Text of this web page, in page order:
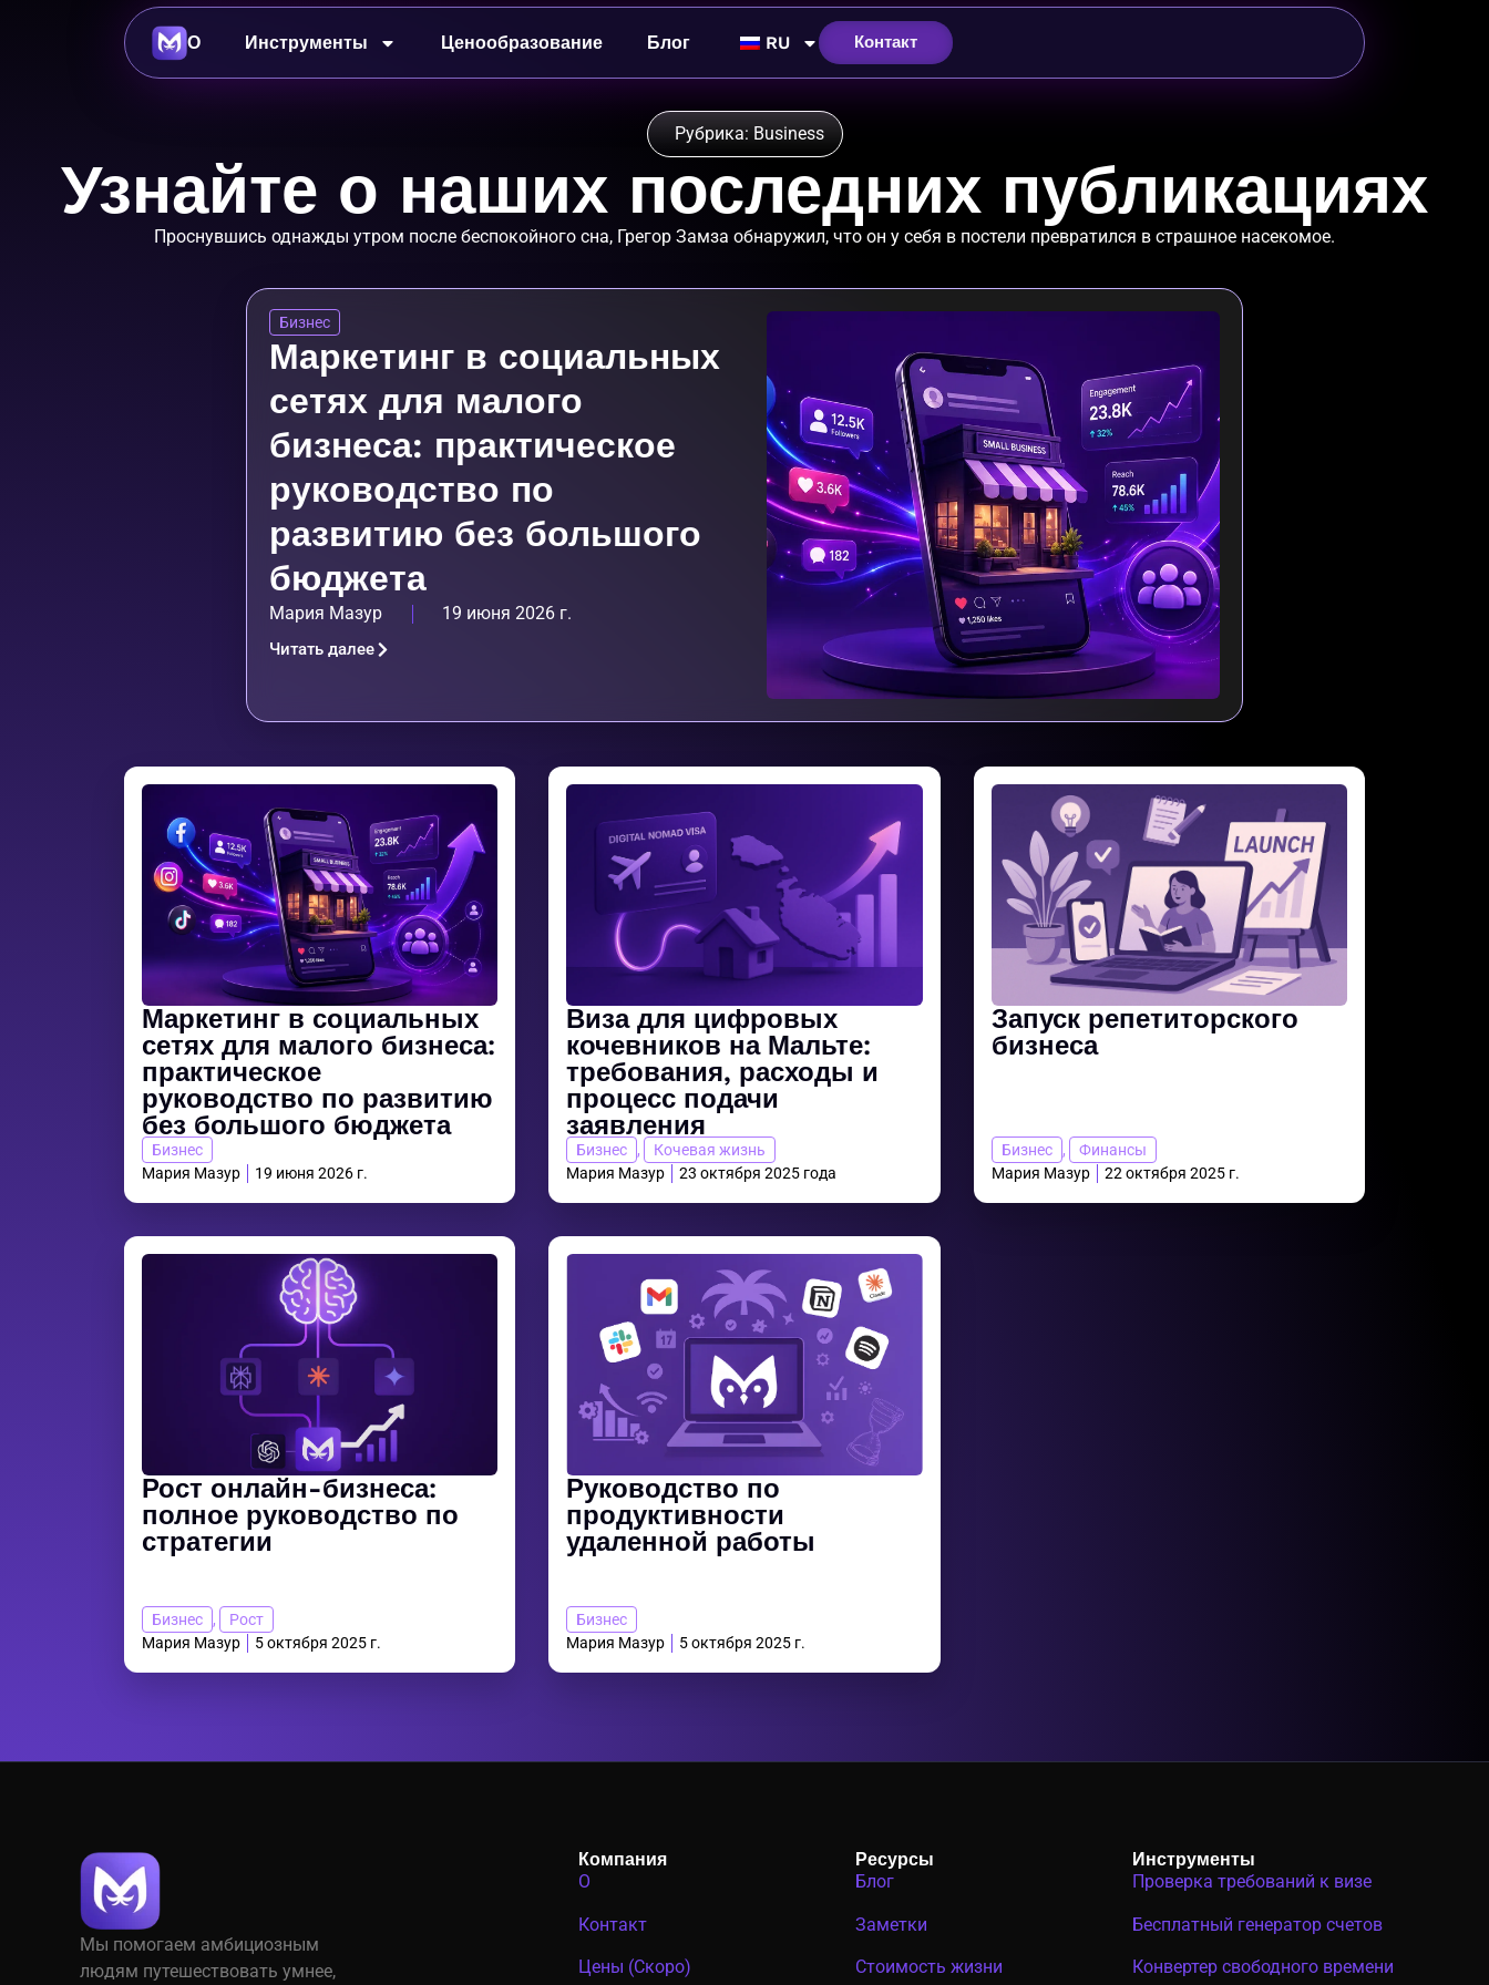
О Инструменты Ценообразование Блог RU Контакт
Рубрика: Business
Узнайте о наших последних публикациях
Проснувшись однажды утром после беспокойного сна, Грегор Замза обнаружил, что он у себя в постели превратился в страшное насекомое.
Бизнес
Маркетинг в социальных
сетях для малого
бизнеса: практическое
руководство по
развитию без большого
бюджета
Мария Мазур 19 июня 2026 г.
Читать далее
Маркетинг в социальных
сетях для малого бизнеса:
практическое
руководство по развитию
без большого бюджета
Бизнес
Мария Мазур
19 июня 2026 г.
Виза для цифровых
кочевников на Мальте:
требования, расходы и
процесс подачи
заявления
Бизнес ,
Кочевая жизнь
Мария Мазур
23 октября 2025 года
Запуск репетиторского
бизнеса
Бизнес ,
Финансы
Мария Мазур
22 октября 2025 г.
Рост онлайн-бизнеса:
полное руководство по
стратегии
Бизнес ,
Рост
Мария Мазур
5 октября 2025 г.
Руководство по
продуктивности
удаленной работы
Бизнес
Мария Мазур
5 октября 2025 г.
Мы помогаем амбициозным
людям путешествовать умнее,
Компания
О
Контакт
Цены (Скоро)
Ресурсы
Блог
Заметки
Стоимость жизни
Инструменты
Проверка требований к визе
Бесплатный генератор счетов
Конвертер свободного времени